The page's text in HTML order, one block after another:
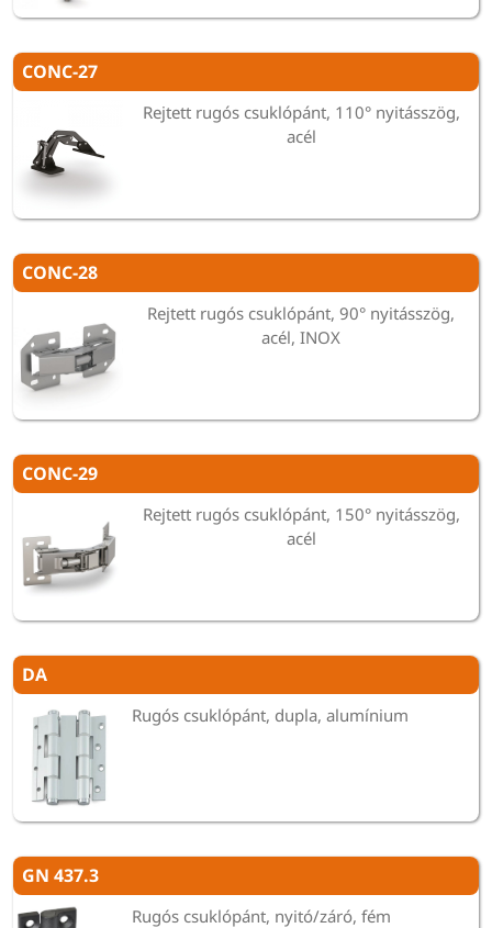
CONC-27
Rejtett rugós csuklópánt, 110° nyitásszög,
acél
CONC-28
Rejtett rugós csuklópánt, 90° nyitásszög,
acél, INOX
CONC-29
Rejtett rugós csuklópánt, 150° nyitásszög,
acél
DA
Rugós csuklópánt, dupla, alumínium
GN 437.3
Rugós csuklópánt, nyitó/záró, fém